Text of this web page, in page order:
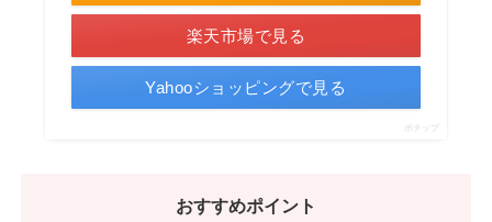
楽天市場で見る
Yahooショッピングで見る
ポチップ
おすすめポイント